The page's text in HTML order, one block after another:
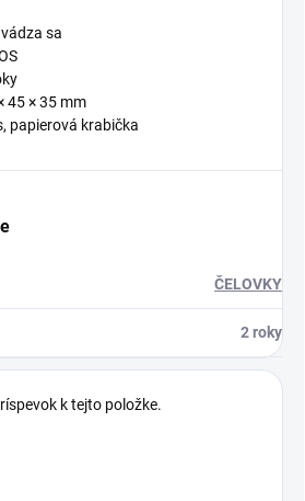
sa
45 × 35 mm
papierová krabička
ČELOVKY
2 roky
k tejto položke.